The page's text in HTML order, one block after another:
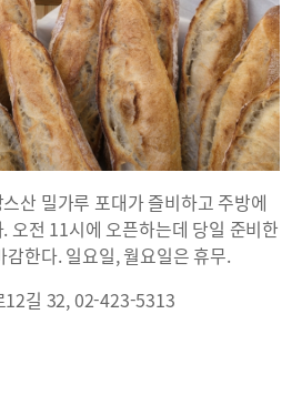
산 밀가루 포대가 즐비하고 주방에
오전 11시에 오픈하는데 당일 준비한
한다. 일요일, 월요일은 휴무.
12길 32, 02-423-5313